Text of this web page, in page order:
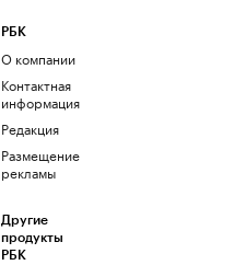
РБК
О компании
Контактная
информация
Редакция
Размещение
рекламы
Другие
продукты
РБК